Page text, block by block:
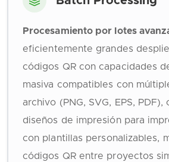
Procesamiento por lotes
eficientemente grandes
códigos QR con capacidades
masiva compatibles con
archivo (PNG, SVG, EPS, PDF),
diseños de impresión para
con plantillas personalizables,
códigos QR entre proyectos